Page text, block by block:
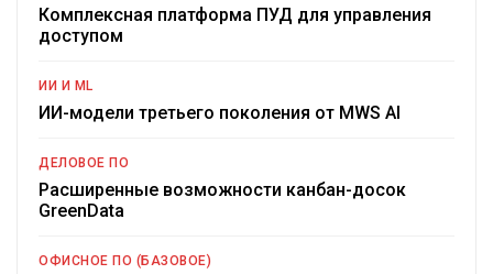
Комплексная платформа ПУД для управления
доступом
ИИ И ML
ИИ-модели третьего поколения от MWS AI
ДЕЛОВОЕ ПО
Расширенные возможности канбан-досок
GreenData
ОФИСНОЕ ПО (БАЗОВОЕ)